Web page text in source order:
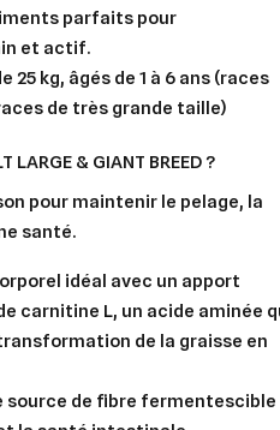
parfaits pour
et actif.
25 kg, âgés de 1 à 6 ans (races
de très grande taille)
LARGE & GIANT BREED ?
pour maintenir le pelage, la
santé.
idéal avec un apport
carnitine L, un acide aminée
de la graisse en
source de fibre fermentescible
Ajouter à ma liste d'envies
Créer une liste d'envies
Nom de la liste d'envies
Vous devez être connecté